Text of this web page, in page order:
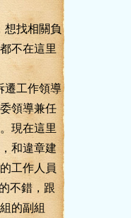
找相關負
不在這里
工作領導
領導兼任
現在這里
和違章建
工作人員
不錯，跟
的副組